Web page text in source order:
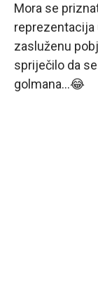
Mora se
zasluženu
spriječilo da
golmana...😂